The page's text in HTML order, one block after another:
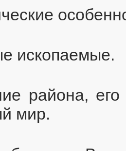
ископаемые.
района,
мир.